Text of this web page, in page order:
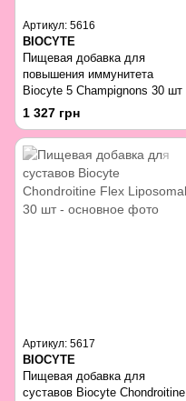
Артикул: 5616
BIOCYTE
Пищевая добавка для
повышения иммунитета
Biocyte 5 Champignons 30 шт
1 327 грн
Артикул: 5617
BIOCYTE
Пищевая добавка для
суставов Biocyte Chondroitine